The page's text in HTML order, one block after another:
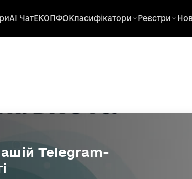
AI ЧатЕКОПФОКласифікатори Реєстри
Telegram-